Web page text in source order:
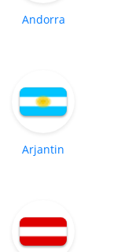
Andorra
Arjantin